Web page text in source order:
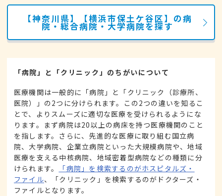
【神奈川県】【横浜市保土ケ谷区】の病
院・総合病院・大学病院を探す
「病院」と「クリニック」のちがいについて
医療機関は一般的に「病院」と「クリニック（診療所、
医院）」の2つに分けられます。この2つの違いを知るこ
とで、よりスムーズに適切な医療を受けられるようにな
ります。まず病院は20以上の病床を持つ医療機関のこと
を指します。さらに、先進的な医療に取り組む国立病
院、大学病院、企業立病院といった大規模病院や、地域
医療を支える中核病院、地域密着型病院などの種類に分
けられます。
「病院」を検索するのがホスピタルズ・
ファイル、「クリニック」を検索するのがドクターズ・
ファイルとなります。